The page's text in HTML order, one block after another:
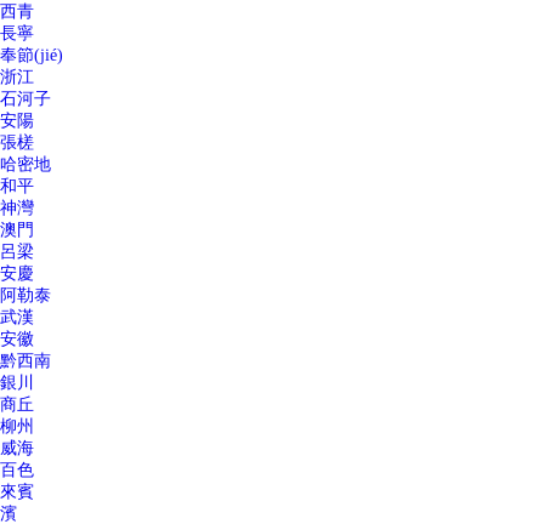
西青
長寧
奉節(jié)
浙江
石河子
安陽
張槎
哈密地
和平
神灣
澳門
呂梁
安慶
阿勒泰
武漢
安徽
黔西南
銀川
商丘
柳州
威海
百色
來賓
濱